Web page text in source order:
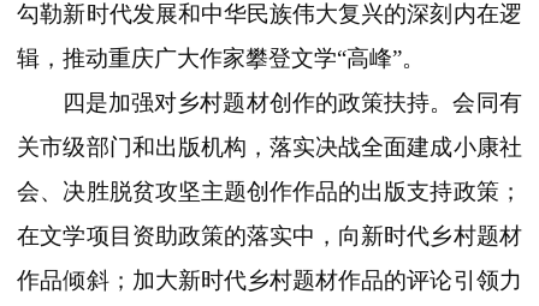
勾勒新时代发展和中华民族伟大复兴的深刻内在逻
辑，推动重庆广大作家攀登文学“高峰”。
四是加强对乡村题材创作的政策扶持。会同有
关市级部门和出版机构，落实决战全面建成小康社
会、决胜脱贫攻坚主题创作作品的出版支持政策；
在文学项目资助政策的落实中，向新时代乡村题材
作品倾斜；加大新时代乡村题材作品的评论引领力